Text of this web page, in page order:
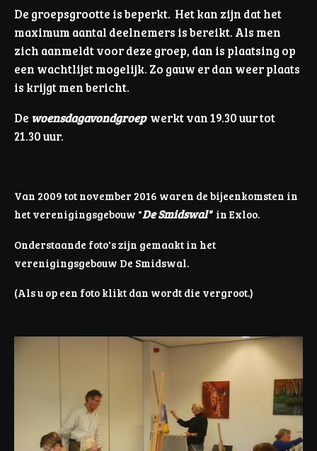
De groepsgrootte is beperkt. Het kan zijn dat het
maximum aantal deelnemers is bereikt. Als men
zich aanmeldt voor deze groep, dan is plaatsing op
een wachtlijst mogelijk. Zo gauw er dan weer plaats
is krijgt men bericht.
De woensdagavondgroepwerkt van 19.30 uur tot
21.30 uur.
Van 2009 tot november 2016 waren de bijeenkomsten in
het verenigingsgebouw "De Smidswal"in Exloo.
Onderstaande foto's zijn gemaakt in het
verenigingsgebouw De Smidswal.
(Als u op een foto klikt dan wordt die vergroot.)